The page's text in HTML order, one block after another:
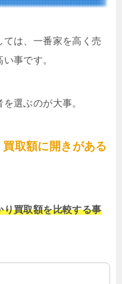
ては、一番家を高く売
事です。
選ぶのが大事。
取額に開きがある
り買取額を比較する事